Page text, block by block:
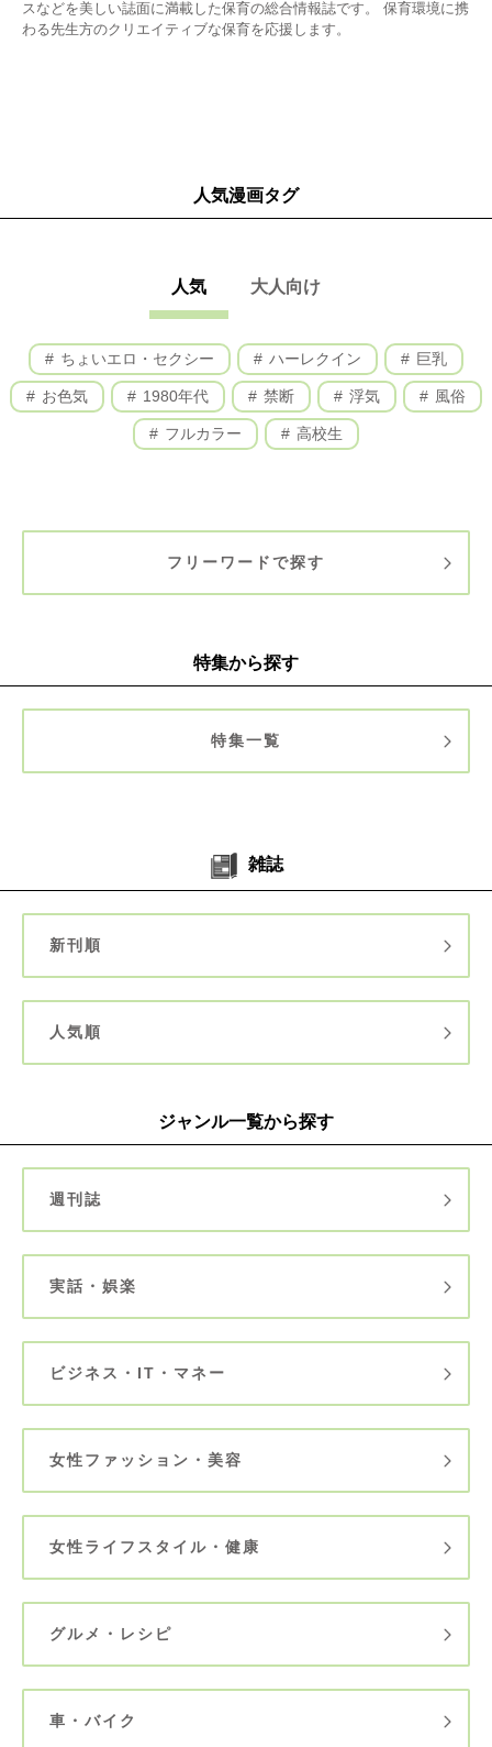
スなどを美しい誌面に満載した保育の総合情報誌です。 保育環境に携
わる先生方のクリエイティブな保育を応援します。
人気漫画タグ
人気 大人向け
ちょいエロ・セクシー ハーレクイン 巨乳
お色気 1980年代 禁断 浮気 風俗
フルカラー 高校生
フリーワードで探す
特集から探す
特集一覧
雑誌
新刊順
人気順
ジャンル一覧から探す
週刊誌
実話・娯楽
ビジネス・IT・マネー
女性ファッション・美容
女性ライフスタイル・健康
グルメ・レシピ
車・バイク